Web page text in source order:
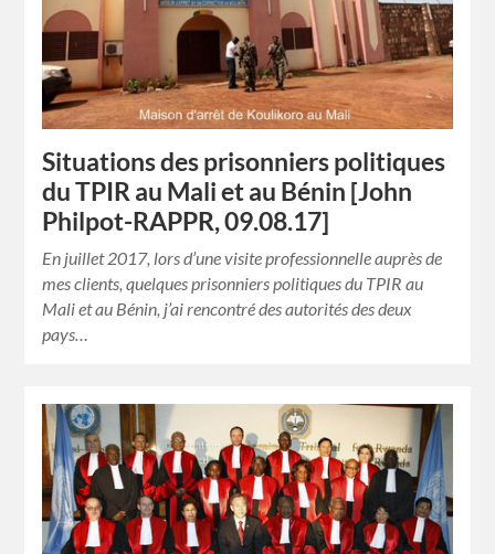
Situations des prisonniers politiques
du TPIR au Mali et au Bénin [John
Philpot-RAPPR, 09.08.17]
En juillet 2017, lors d’une visite professionnelle auprès de
mes clients, quelques prisonniers politiques du TPIR au
Mali et au Bénin, j’ai rencontré des autorités des deux
pays…